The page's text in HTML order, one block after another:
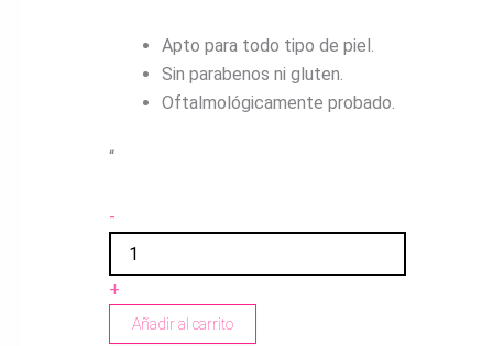
Apto para todo tipo de piel.
Sin parabenos ni gluten.
Oftalmológicamente probado.
“
-
+
Añadir al carrito